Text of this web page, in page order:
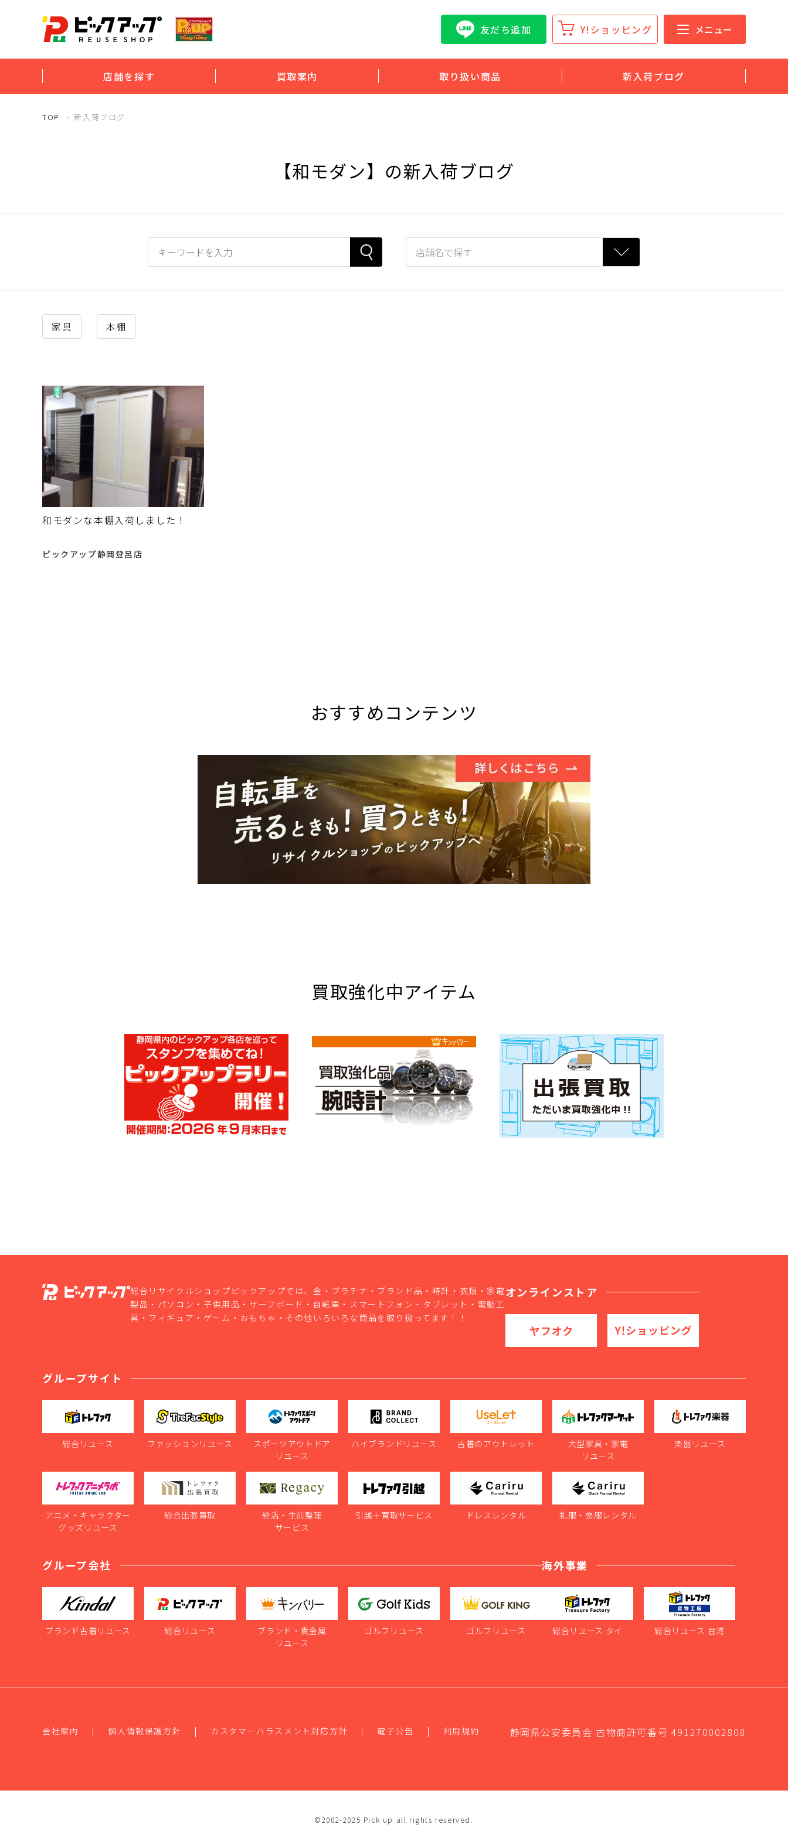
友だち追加 Y!ショッピング メニュー
店舗を探す 買取案内 取り扱い商品 新入荷ブログ
TOP 新入荷ブログ
【和モダン】の新入荷ブログ
家具 本棚
和モダンな本棚入荷しました！
ピックアップ静岡登呂店
おすすめコンテンツ
買取強化中アイテム
総合リサイクルショップピックアップでは、金・プラチナ・ブランド品・時計・衣類・家電
製品・パソコン・子供用品・サーフボード・自転車・スマートフォン・タブレット・電動工
具・フィギュア・ゲーム・おもちゃ・その他いろいろな商品を取り扱ってます！！
オンラインストア
グループサイト
総合リユース ファッションリユース
スポーツアウトドア
リユース
ハイブランドリユース 古着のアウトレット
大型家具・家電
リユース
楽器リユース
アニメ・キャラクター
グッズリユース
総合出張買取
終活・生前整理
サービス
引越＋買取サービス ドレスレンタル 礼服・喪服レンタル
グループ会社
ブランド古着リユース 総合リユース
ブランド・貴金属
リユース
ゴルフリユース ゴルフリユース
海外事業
総合リユース タイ 総合リユース 台湾
会社案内 個人情報保護方針 カスタマーハラスメント対応方針 電子公告 利用規約 静岡県公安委員会 古物商許可番号 491270002808
©2002-2025 Pick up all rights reserved.